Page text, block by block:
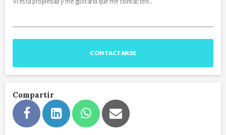
CONTACTARSE
Compartir